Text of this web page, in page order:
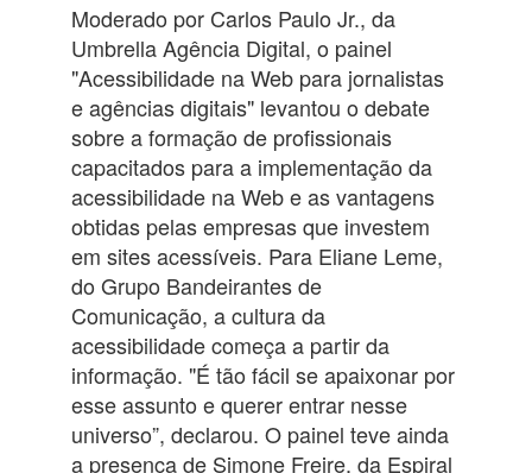
Moderado por Carlos Paulo Jr., da
Umbrella Agência Digital, o painel
"Acessibilidade na Web para jornalistas
e agências digitais" levantou o debate
sobre a formação de profissionais
capacitados para a implementação da
acessibilidade na Web e as vantagens
obtidas pelas empresas que investem
em sites acessíveis. Para Eliane Leme,
do Grupo Bandeirantes de
Comunicação, a cultura da
acessibilidade começa a partir da
informação. "É tão fácil se apaixonar por
esse assunto e querer entrar nesse
universo”, declarou. O painel teve ainda
a presença de Simone Freire, da Espiral